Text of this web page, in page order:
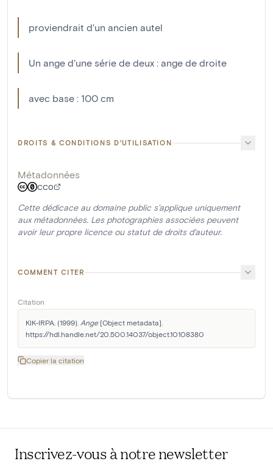
proviendrait d'un ancien autel
Un ange d'une série de deux : ange de droite
avec base : 100 cm
DROITS & CONDITIONS D'UTILISATION
Métadonnées
CC0
Cette dédicace au domaine public s'applique uniquement
aux métadonnées. Les photographies associées peuvent
avoir leur propre licence ou statut de droits d'auteur.
COMMENT CITER
Citation
KIK-IRPA. (1999). Ange [Object metadata].
https://hdl.handle.net/20.500.14037/object.10108380
Copier la citation
Inscrivez-vous à notre newsletter